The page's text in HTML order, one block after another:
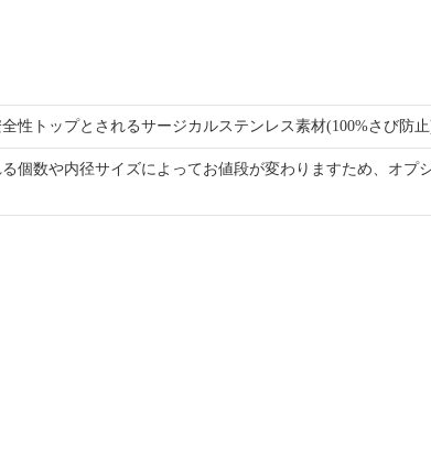
性トップとされるサージカルステンレス素材(100%さび防
る個数や内径サイズによってお値段が変わりますため、オプ